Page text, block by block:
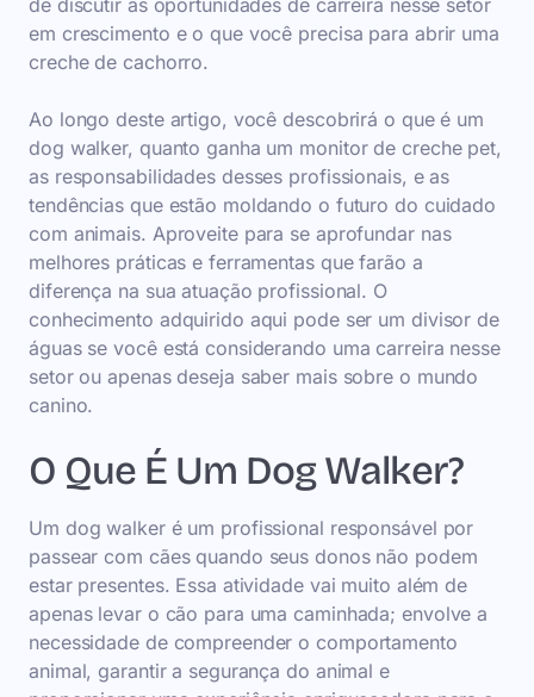
de discutir as oportunidades de carreira nesse setor
em crescimento e o que você precisa para abrir uma
creche de cachorro.
Ao longo deste artigo, você descobrirá o que é um
dog walker, quanto ganha um monitor de creche pet,
as responsabilidades desses profissionais, e as
tendências que estão moldando o futuro do cuidado
com animais. Aproveite para se aprofundar nas
melhores práticas e ferramentas que farão a
diferença na sua atuação profissional. O
conhecimento adquirido aqui pode ser um divisor de
águas se você está considerando uma carreira nesse
setor ou apenas deseja saber mais sobre o mundo
canino.
O Que É Um Dog Walker?
Um dog walker é um profissional responsável por
passear com cães quando seus donos não podem
estar presentes. Essa atividade vai muito além de
apenas levar o cão para uma caminhada; envolve a
necessidade de compreender o comportamento
animal, garantir a segurança do animal e